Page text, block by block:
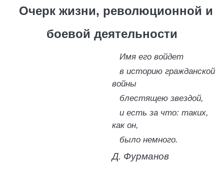
Очерк жизни, революционной и
боевой деятельности
Имя его войдет
в историю гражданской
войны
блестящею звездой,
и есть за что: таких,
как он,
было немного.
Д. Фурманов